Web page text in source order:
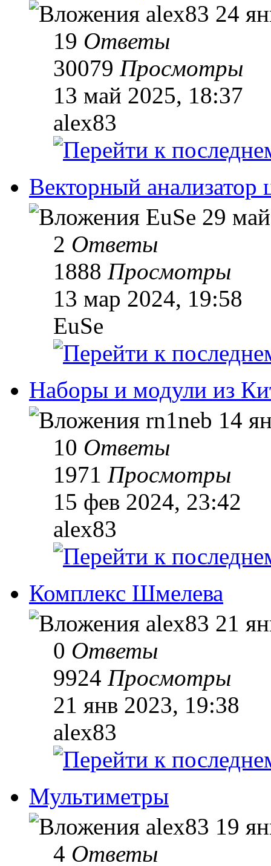
alex83 24
19 Ответы
30079 Просмотры
13 май 2025, 18:37
alex83
Векторный
EuSe 29
2 Ответы
1888 Просмотры
13 мар 2024, 19:58
EuSe
Наборы и модули из
rn1neb 14
10 Ответы
1971 Просмотры
15 фев 2024, 23:42
alex83
Комплекс Шмелева
alex83 21
0 Ответы
9924 Просмотры
21 янв 2023, 19:38
alex83
Мультиметры
alex83 19
4 Ответы